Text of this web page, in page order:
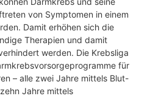
von Symptomen in einem
Damit erhöhen sich die
Therapien und damit
werden. Die Krebsliga
für
– alle zwei Jahre mittels Blut-
Jahre mittels